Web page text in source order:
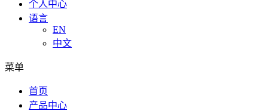
个人中心
语言
EN
中文
菜单
首页
产品中心